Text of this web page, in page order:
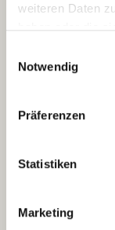
weiteren Daten
haben oder die
Notwendig
Präferenzen
Statistiken
Marketing
In Werfen